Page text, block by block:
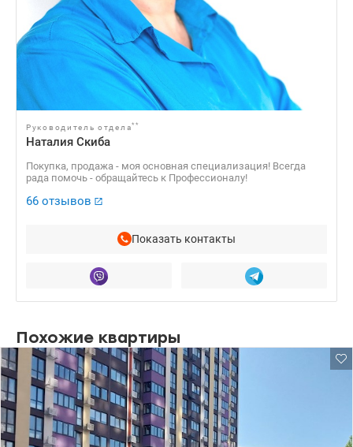
Руководитель отдела**
Наталия Скиба
Покупка, продажа - моя основная специализация! Всегда
рада помочь - обращайтесь к Профессионалу!
66 отзывов
Показать контакты
Похожие квартиры